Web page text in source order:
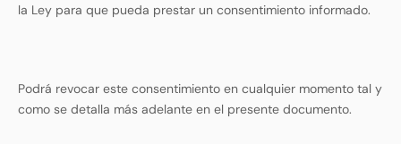
la Ley para que pueda prestar un consentimiento informado.
Podrá revocar este consentimiento en cualquier momento tal y
como se detalla más adelante en el presente documento.